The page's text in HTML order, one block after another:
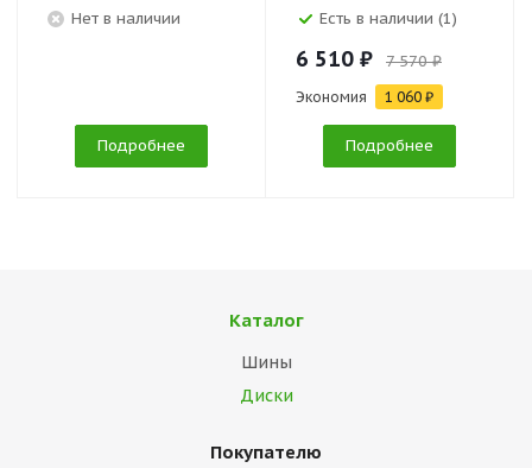
Нет в наличии
Подробнее
Есть в наличии (1)
6 510 ₽ 7 570 ₽
Экономия 1 060 ₽
Подробнее
Каталог
Шины
Диски
Покупателю